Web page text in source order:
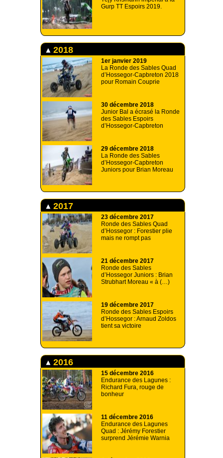
Gurp TT Espoirs 2019.
2018
1er janvier 2019
La Ronde des Sables Quad
d’Hossegor-Capbreton 2018
pour Romain Couprie
30 décembre 2018
Junior Bal a écrasé la Ronde
des Sables Espoirs
d’Hossegor-Capbreton
29 décembre 2018
La Ronde des Sables
d’Hossegor-Capbreton
Juniors pour Brian Moreau
2017
23 décembre 2017
Ronde des Sables Quad
d’Hossegor : Forestier plie
mais ne rompt pas
21 décembre 2017
Ronde des Sables
d’Hossegor Juniors : Brian
Strubhart Moreau « à (…)
19 décembre 2017
Ronde des Sables Espoirs
d’Hossegor : Arnaud Zoldos
tient sa victoire
2016
15 décembre 2016
Endurance des Lagunes :
Richard Fura, rouge de
bonheur
11 décembre 2016
Endurance des Lagunes
Quad : Jérémy Forestier
surprend Jérémie Warnia